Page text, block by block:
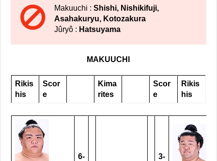
Makuuchi :Shishi, Nishikifuji,
Asahakuryu, Kotozakura
Jûryô : Hatsuyama
MAKUUCHI
Rikis
his
Scor
e
Kima
rites
Scor
e
Rikis
his
6-
3-